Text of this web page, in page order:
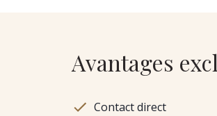
Avantages
Contact direct